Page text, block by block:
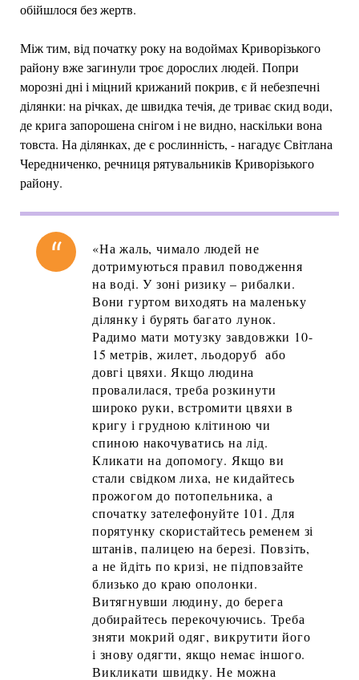
обійшлося без жертв.
Між тим, від початку року на водоймах Криворізького
району вже загинули троє дорослих людей. Попри
морозні дні і міцний крижаний покрив, є й небезпечні
ділянки: на річках, де швидка течія, де триває скид води,
де крига запорошена снігом і не видно, наскільки вона
товста. На ділянках, де є рослинність, - нагадує Світлана
Чередниченко, речниця рятувальників Криворізького
району.
«На жаль, чимало людей не
дотримуються правил поводження
на воді. У зоні ризику – рибалки.
Вони гуртом виходять на маленьку
ділянку і бурять багато лунок.
Радимо мати мотузку завдовжки 10-
15 метрів, жилет, льодоруб або
довгі цвяхи. Якщо людина
провалилася, треба розкинути
широко руки, встромити цвяхи в
кригу і грудною клітиною чи
спиною накочуватись на лід.
Кликати на допомогу. Якщо ви
стали свідком лиха, не кидайтесь
прожогом до потопельника, а
спочатку зателефонуйте 101. Для
порятунку скористайтесь ременем зі
штанів, палицею на березі. Повзіть,
а не йдіть по кризі, не підповзайте
близько до краю ополонки.
Витягнувши людину, до берега
добирайтесь перекочуючись. Треба
зняти мокрий одяг, викрутити його
і знову одягти, якщо немає іншого.
Викликати швидку. Не можна